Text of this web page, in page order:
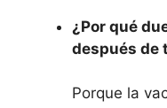
¿Por qué
después de
Porque la